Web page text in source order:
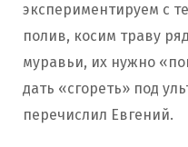
экспериментируем с
полив, косим траву
муравьи, их нужно
дать «сгореть» под
перечислил Евгений.